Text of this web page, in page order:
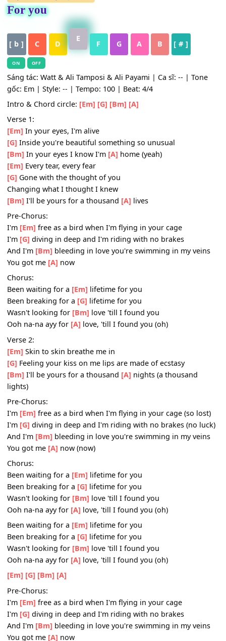
Nhạc Quốc Tế
For you
[ b ] C D F G A B [ # ]
OFF
Sáng tác: Watt & Ali Tamposi & Ali Payami | Ca sĩ: -- |
gốc: Em | Style: -- | Tempo: 100 | Beat: 4/4
Intro & Chord circle:[Em] [G] [Bm] [A]
Verse 1:
[Em] In your eyes, I'm alive
[G] Inside you're beautiful something so unusual
[Bm]In your eyes I know I'm [A] home (yeah)
[G] Gone with the thought of you
Changing what I thought I knew
[Bm]I'll be yours for a thousand[A]lives
Pre-Chorus:
I'm[Em]
I'm[G]diving in deep and I'm riding with no brakes
And I'm[Bm] bleeding in love you're swimming in my
You got me[A]now
Been waiting for a
[Em]
lifetime for you
Been breaking for a[G]lifetime for you
Wasn't looking for [Bm]love 'till I found you
Ooh na-na ayy for
Verse 2:
[Em]Skin to skin breathe me in
[G] Feeling your kiss on me lips are made of ecstasy
[Bm]I'll be yours for a thousand [A]nights (a thousand
lights)
Pre-Chorus:
I'm[Em]free as a bird when I'm flying in your cage (so
I'm[G]diving in deep and I'm riding with no brakes (no
And I'm[Bm]bleeding in love you're swimming in my
You got me [A] now (now)
Chorus:
Been waiting for a[Em]lifetime for you
Been breaking for a[G]lifetime for you
Wasn't looking for
Ooh na-na ayy for
Been waiting for a [Em]lifetime for you
Been breaking for a
[G]lifetime for you
Wasn't looking for